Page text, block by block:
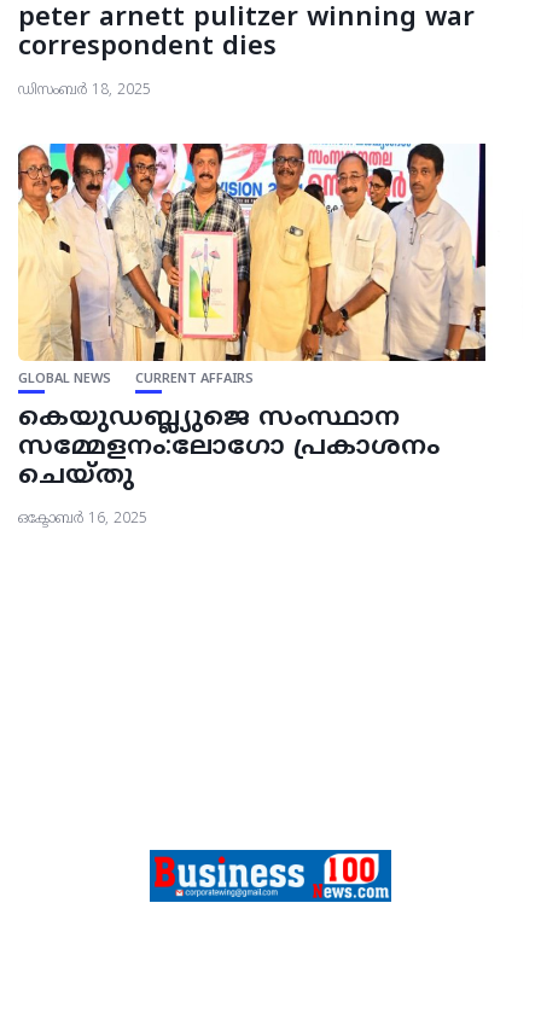
peter arnett pulitzer winning war
correspondent dies
ഡിസംബർ 18, 2025
GLOBAL NEWS CURRENT AFFAIRS
കെയുഡബ്ല്യുജെ സംസ്ഥാന
സമ്മേളനം:ലോഗോ പ്രകാശനം
ചെയ്തു
ഒക്ടോബർ 16, 2025